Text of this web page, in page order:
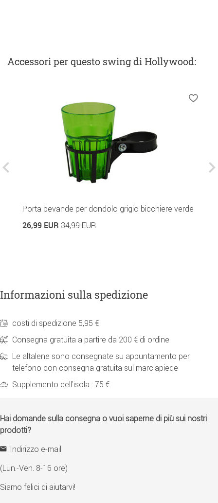
Accessoriper questo swing di Hollywood:
Porta bevande per dondolo grigio bicchiere verde
26,99 EUR 34,99 EUR
Informazioni sulla spedizione
costi di spedizione 5,95 €
Consegna gratuita a partire da 200 € di ordine
Le altalene sono consegnate su appuntamento per
telefono con consegna gratuita sul marciapiede
Supplemento dell'isola : 75 €
Hai domande sulla consegna o vuoi saperne di più sui nostri
prodotti?
Indirizzo e-mail
(Lun.-Ven. 8-16 ore)
Siamo felici di aiutarvi!